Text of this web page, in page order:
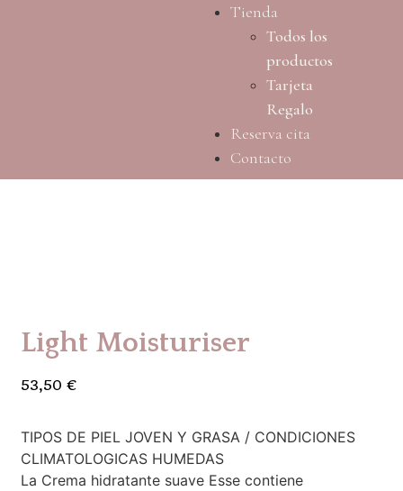
Tienda
Todos los
productos
Tarjeta
Regalo
Reserva cita
Contacto
Light Moisturiser
53,50€
TIPOS DE PIEL JOVEN Y GRASA / CONDICIONES
CLIMATOLOGICAS HUMEDAS
La Crema hidratante suave Esse contiene